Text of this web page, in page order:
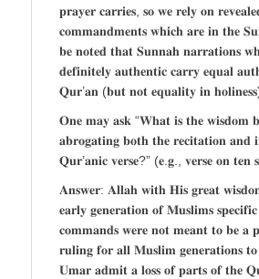
𝐩𝐫𝐚𝐲𝐞𝐫 𝐜𝐚𝐫𝐫𝐢𝐞𝐬, 𝐬𝐨 𝐰𝐞 𝐫𝐞𝐥𝐲 𝐨𝐧
𝐜𝐨𝐦𝐦𝐚𝐧𝐝𝐦𝐞𝐧𝐭𝐬 𝐰𝐡𝐢𝐜𝐡 𝐚𝐫𝐞 𝐢𝐧 𝐭𝐡𝐞
𝐛𝐞 𝐧𝐨𝐭𝐞𝐝 𝐭𝐡𝐚𝐭 𝐒𝐮𝐧𝐧𝐚𝐡 𝐧𝐚𝐫𝐫𝐚𝐭𝐢𝐨𝐧𝐬
𝐝𝐞𝐟𝐢𝐧𝐢𝐭𝐞𝐥𝐲 𝐚𝐮𝐭𝐡𝐞𝐧𝐭𝐢𝐜 𝐜𝐚𝐫𝐫𝐲 𝐞𝐪𝐮𝐚𝐥
𝐐𝐮𝐫’𝐚𝐧 (𝐛𝐮𝐭 𝐧𝐨𝐭 𝐞𝐪𝐮𝐚𝐥𝐢𝐭𝐲 𝐢𝐧
𝐎𝐧𝐞 𝐦𝐚𝐲 𝐚𝐬𝐤 “𝐖𝐡𝐚𝐭 𝐢𝐬 𝐭𝐡𝐞 𝐰𝐢𝐬𝐝𝐨𝐦
𝐚𝐛𝐫𝐨𝐠𝐚𝐭𝐢𝐧𝐠 𝐛𝐨𝐭𝐡 𝐭𝐡𝐞 𝐫𝐞𝐜𝐢𝐭𝐚𝐭𝐢𝐨𝐧 𝐚𝐧𝐝
𝐐𝐮𝐫’𝐚𝐧𝐢𝐜 𝐯𝐞𝐫𝐬𝐞?” (𝐞.𝐠., 𝐯𝐞𝐫𝐬𝐞 𝐨𝐧 𝐭𝐞𝐧
𝐀𝐧𝐬𝐰𝐞𝐫: 𝐀𝐥𝐥𝐚𝐡 𝐰𝐢𝐭𝐡 𝐇𝐢𝐬 𝐠𝐫𝐞𝐚𝐭
𝐞𝐚𝐫𝐥𝐲 𝐠𝐞𝐧𝐞𝐫𝐚𝐭𝐢𝐨𝐧 𝐨𝐟 𝐌𝐮𝐬𝐥𝐢𝐦𝐬
𝐜𝐨𝐦𝐦𝐚𝐧𝐝𝐬 𝐰𝐞𝐫𝐞 𝐧𝐨𝐭 𝐦𝐞𝐚𝐧𝐭 𝐭𝐨 𝐛𝐞 𝐚
𝐫𝐮𝐥𝐢𝐧𝐠 𝐟𝐨𝐫 𝐚𝐥𝐥 𝐌𝐮𝐬𝐥𝐢𝐦 𝐠𝐞𝐧𝐞𝐫𝐚𝐭𝐢𝐨𝐧𝐬
𝐔𝐦𝐚𝐫 𝐚𝐝𝐦𝐢𝐭 𝐚 𝐥𝐨𝐬𝐬 𝐨𝐟 𝐩𝐚𝐫𝐭𝐬 𝐨𝐟 𝐭𝐡𝐞